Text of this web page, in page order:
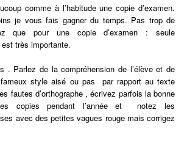
comme à l’habitude une copie d’examen.
je vous fais gagner du temps. Pas trop de
que pour une copie d’examen : seule
très importante.
. Parlez de la compréhension de l’élève et de
style aisé ou pas par rapport au texte
fautes d’orthographe , écrivez parfois la bonne
copies pendant l’année et notez les
avec des petites vagues rouge mais corrigez